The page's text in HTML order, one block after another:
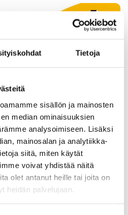
Tietoja
sisällön ja mainosten
median ominaisuuksien
analysoimiseen. Lisäksi
mainosalan ja analytiikka-
siitä, miten käytät
voivat yhdistää näitä
olet antanut heille tai joita on
heidän palvelujaan.
EI OLE ENÄÄ VOIMASSA